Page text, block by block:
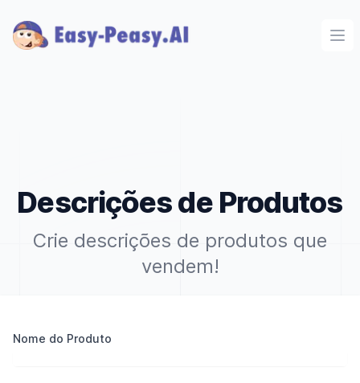
Descrições de Produtos
Crie descrições de produtos que
vendem!
Nome do Produto